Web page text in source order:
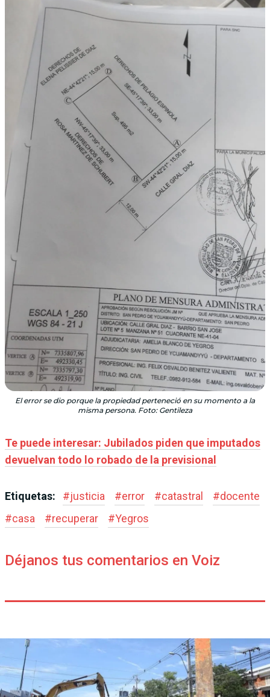
El error se dio porque la propiedad perteneció en su momento a la
misma persona. Foto: Gentileza
Te puede interesar: Jubilados piden que imputados
devuelvan todo lo robado de la previsional
Etiquetas: #justicia #error #catastral #docente
#casa #recuperar #Yegros
Déjanos tus comentarios en Voiz